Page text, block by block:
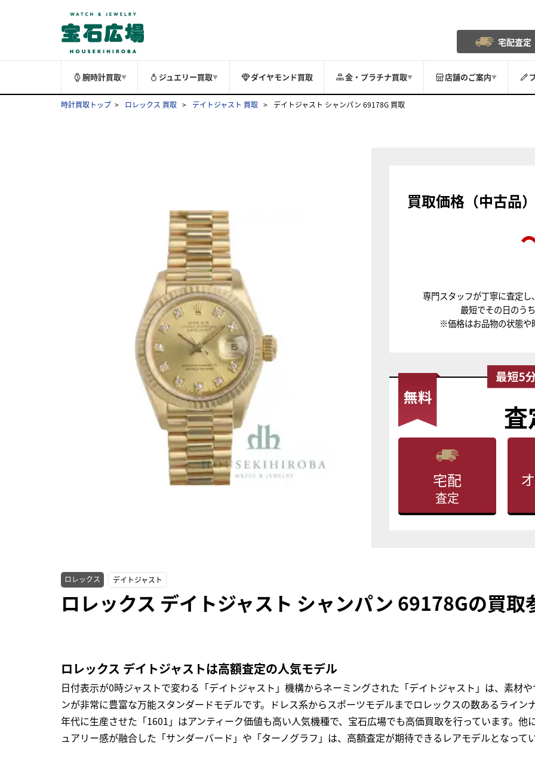
宅配査定
腕時計買取▼ ジュエリー買取▼ ダイヤモンド買取 金・プラチナ買取▼ 店舗のご案内▼
時計買取トップ ロレックス 買取 デイトジャスト 買取 デイトジャスト シャンパン 69178G 買取
買取価格（中古品
専門スタッフが丁寧に査定し
最短でその日のう
※価格はお品物の状態や
査
宅配
査定
ロレックス デイトジャスト
ロレックス デイトジャスト シャンパン 69178Gの買取
ロレックス デイトジャストは高額査定の人気モデル
日付表示が0時ジャストで変わる「デイトジャスト」機構からネーミングされた「デイトジャスト」は、素材
ンが非常に豊富な万能スタンダードモデルです。ドレス系からスポーツモデルまでロレックスの数あるライ
年代に生産させた「1601」はアンティーク価値も高い人気機種で、宝石広場でも高価買取を行っています。
ュアリー感が融合した「サンダーバード」や「ターノグラフ」は、高額査定が期待できるレアモデルとなってい